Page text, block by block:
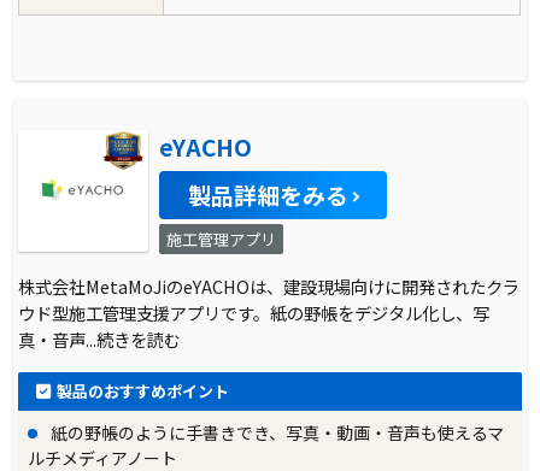
eYACHO
製品詳細をみる
施工管理アプリ
株式会社MetaMoJiのeYACHOは、建設現場向けに開発されたクラ
ウド型施工管理支援アプリです。紙の野帳をデジタル化し、写
真・音声...続きを読む
製品のおすすめポイント
紙の野帳のように手書きでき、写真・動画・音声も使えるマ
ルチメディアノート